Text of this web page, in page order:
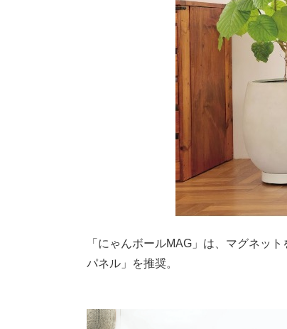
「にゃんボールMAG」は、マグネッ
パネル」を推奨。